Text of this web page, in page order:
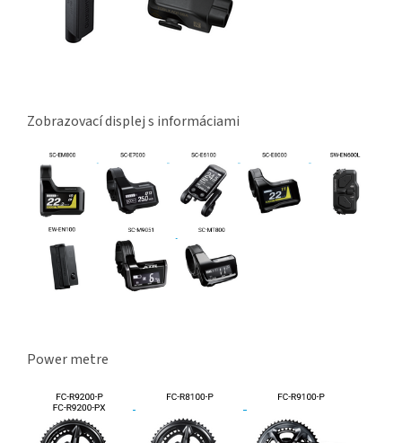
Zobrazovací displej s informáciami
Power metre